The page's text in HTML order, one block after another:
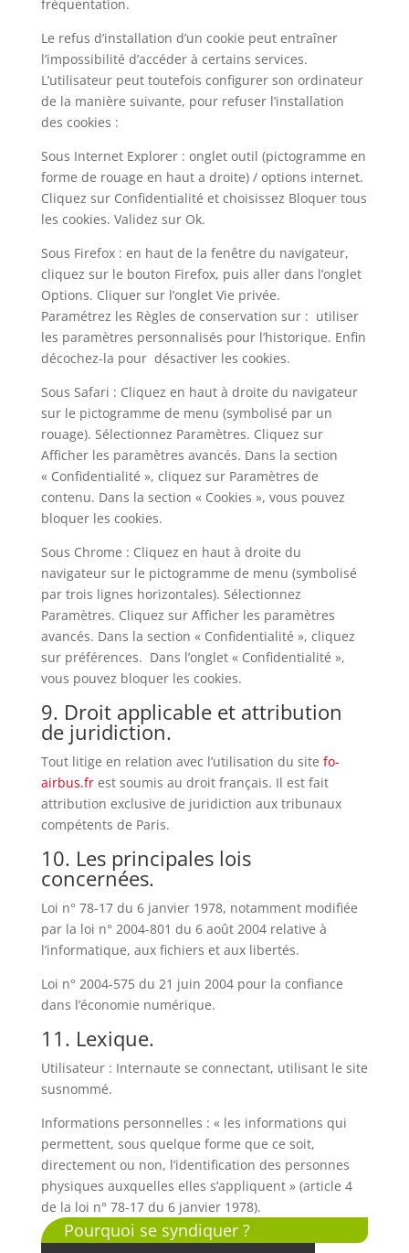
fréquentation.
Le refus d’installation d’un cookie peut entraîner
l’impossibilité d’accéder à certains services.
L’utilisateur peut toutefois configurer son ordinateur
de la manière suivante, pour refuser l’installation
des cookies :
Sous Internet Explorer : onglet outil (pictogramme en
forme de rouage en haut a droite) / options internet.
Cliquez sur Confidentialité et choisissez Bloquer tous
les cookies. Validez sur Ok.
Sous Firefox : en haut de la fenêtre du navigateur,
cliquez sur le bouton Firefox, puis aller dans l’onglet
Options. Cliquer sur l’onglet Vie privée.
Paramétrez les Règles de conservation sur : utiliser
les paramètres personnalisés pour l’historique. Enfin
décochez-la pour désactiver les cookies.
Sous Safari : Cliquez en haut à droite du navigateur
sur le pictogramme de menu (symbolisé par un
rouage). Sélectionnez Paramètres. Cliquez sur
Afficher les paramètres avancés. Dans la section
« Confidentialité », cliquez sur Paramètres de
contenu. Dans la section « Cookies », vous pouvez
bloquer les cookies.
Sous Chrome : Cliquez en haut à droite du
navigateur sur le pictogramme de menu (symbolisé
par trois lignes horizontales). Sélectionnez
Paramètres. Cliquez sur Afficher les paramètres
avancés. Dans la section « Confidentialité », cliquez
sur préférences. Dans l’onglet « Confidentialité »,
vous pouvez bloquer les cookies.
9. Droit applicable et attribution
de juridiction.
Tout litige en relation avec l’utilisation du site fo-
airbus.frest soumis au droit français. Il est fait
attribution exclusive de juridiction aux tribunaux
compétents de Paris.
10. Les principales lois
concernées.
Loi n° 78-17 du 6 janvier 1978, notamment modifiée
par la loi n° 2004-801 du 6 août 2004 relative à
l’informatique, aux fichiers et aux libertés.
Loi n° 2004-575 du 21 juin 2004 pour la confiance
dans l’économie numérique.
11. Lexique.
Utilisateur : Internaute se connectant, utilisant le site
susnommé.
Informations personnelles : « les informations qui
permettent, sous quelque forme que ce soit,
directement ou non, l’identification des personnes
physiques auxquelles elles s’appliquent » (article 4
de la loi n° 78-17 du 6 janvier 1978).
Pourquoi se syndiquer ?